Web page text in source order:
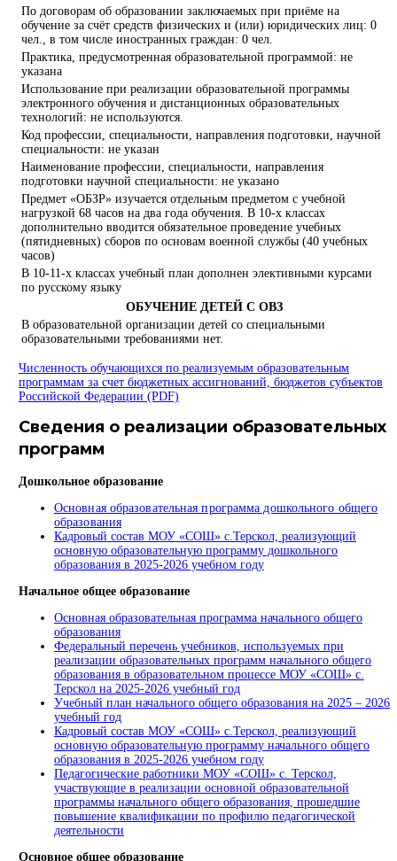
По договорам об образовании заключаемых при приёме на
обучение за счёт средств физических и (или) юридических лиц: 0
чел., в том числе иностранных граждан: 0 чел.
Практика, предусмотренная образовательной программой: не
указана
Использование при реализации образовательной программы
электронного обучения и дистанционных образовательных
технологий: не используются.
Код профессии, специальности, направления подготовки, научной
специальности: не указан
Наименование профессии, специальности, направления
подготовки научной специальности: не указано
Предмет «ОБЗР» изучается отдельным предметом с учебной
нагрузкой 68 часов на два года обучения. В 10-х классах
дополнительно вводится обязательное проведение учебных
(пятидневных) сборов по основам военной службы (40 учебных
часов)
В 10-11-х классах учебный план дополнен элективными курсами
по русскому языку
ОБУЧЕНИЕ ДЕТЕЙ С ОВЗ
В образовательной организации детей со специальными
образовательными требованиями нет.
Численность обучающихся по реализуемым образовательным
программам за счет бюджетных ассигнований, бюджетов субъектов
Российской Федерации (PDF)
Сведения о реализации образовательных
программ
Дошкольное образование
Основная образовательная программа дошкольного общего
образования
Кадровый состав МОУ «СОШ» с.Терскол, реализующий
основную образовательную программу дошкольного
образования в 2025-2026 учебном году
Начальное общее образование
Основная образовательная программа начального общего
образования
Федеральный перечень учебников, используемых при
реализации образовательных программ начального общего
образования в образовательном процессе МОУ «СОШ» с.
Терскол на 2025-2026 учебный год
Учебный план начального общего образования на 2025 – 2026
учебный год
Кадровый состав МОУ «СОШ» с.Терскол, реализующий
основную образовательную программу начального общего
образования в 2025-2026 учебном году
Педагогические работники МОУ «СОШ» с. Терскол,
участвующие в реализации основной образовательной
программы начального общего образования, прошедшие
повышение квалификации по профилю педагогической
деятельности
Основное общее образование